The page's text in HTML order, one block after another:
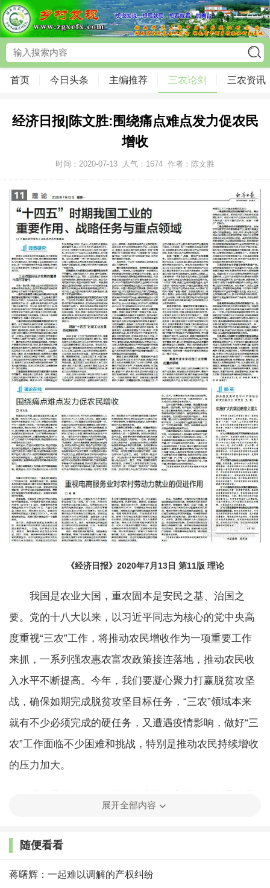
首页 今日头条 主编推荐 三农论剑 三农资讯
经济日报|陈文胜:围绕痛点难点发力促农民
增收
时间：2020-07-13 人气： 1674 作者：陈文胜
《经济日报》2020年7月13日 第11版 理论
我国是农业大国，重农固本是安民之基、治国之
要。党的十八大以来，以习近平同志为核心的党中央高
度重视“三农”工作，将推动农民增收作为一项重要工作
来抓，一系列强农惠农富农政策接连落地，推动农民收
入水平不断提高。今年，我们要凝心聚力打赢脱贫攻坚
战，确保如期完成脱贫攻坚目标任务，“三农”领域本来
就有不少必须完成的硬任务，又遭遇疫情影响，做好“三
农”工作面临不少困难和挑战，特别是推动农民持续增收
的压力加大。
入增速下滑，明显的瓶颈是农民的财产性收入难以扩
们要有力有效促进农民持续增收，就要围绕当前存在的
展开全部内容
随便看看
蒋曙辉：一起难以调解的产权纠纷